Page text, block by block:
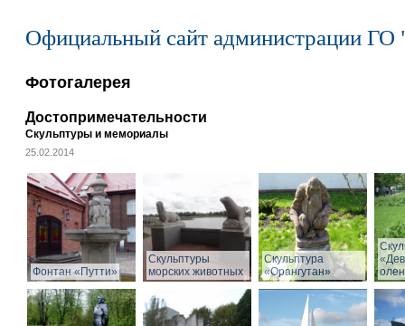
Официальный сайт администрации ГО
Фотогалерея
Достопримечательности
Скульптуры и мемориалы
25.02.2014
Фонтан «Путти»
Скульптуры
морских животных
Скульптура
«Орангутан»